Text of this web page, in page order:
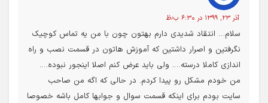
آذر ۲۳, ۱۳۹۹ در ۶:۳۰ ب٫ظ
سلام… انتقاد شدیدی دارم بهتون چون با من یه تماس کوچیک
نگرفتین و اصرار داشتین که آموزش هاتون در قسمت نصب و راه
اندازی کاملا درسته…. ولی باید عرض کنم اصلا اینجور نبوده….
من خودم مشکل رو پیدا کردم. در حالی که اگه من صاحب
سایت بودم برای اینکه قسمت سوال و جوابها کامل باشه خصوصا